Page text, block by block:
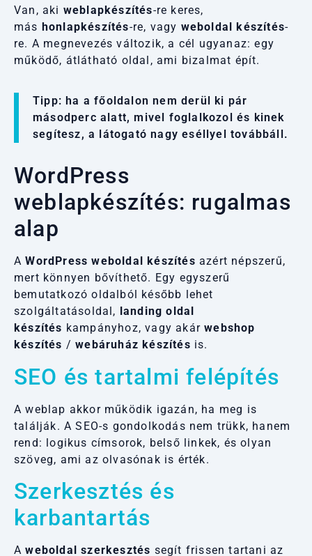
Van, aki weblapkészítés-re keres,
más honlapkészítés-re, vagy weboldal készítés-
re. A megnevezés változik, a cél ugyanaz: egy
működő, átlátható oldal, ami bizalmat épít.
Tipp: ha a főoldalon nem derül ki pár
másodperc alatt, mivel foglalkozol és kinek
segítesz, a látogató nagy eséllyel továbbáll.
WordPress
weblapkészítés: rugalmas
alap
AWordPress weboldal készítés azért népszerű,
mert könnyen bővíthető. Egy egyszerű
bemutatkozó oldalból később lehet
szolgáltatásoldal,
landing oldal
készítés kampányhoz, vagy akárwebshop
készítés /webáruház készítés is.
SEO és tartalmi felépítés
A weblap akkor működik igazán, ha meg is
találják. A SEO-s gondolkodás nem trükk, hanem
rend: logikus címsorok, belső linkek, és olyan
szöveg, ami az olvasónak is érték.
Szerkesztés és
karbantartás
Aweboldal szerkesztés segít frissen tartani az